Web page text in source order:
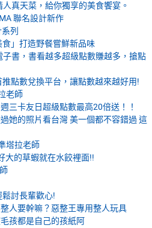
真天菜，給你獨享的美食饗宴。
聯名設計新作
列
」打造野餐嘗鮮新品味
書，書看越多超級點數賺越多，搶點
點數兌換平台，讓點數越來越好用!
老師
三卡友日超級點數最高20倍送！！
她的照片看台灣 美一個都不容錯過 這
塔拉老師
大的草蝦就在水餃裡面!!
討長輩歡心!
人要幹嘛？惡整王專用整人玩具
孩都是自己的孩紙阿